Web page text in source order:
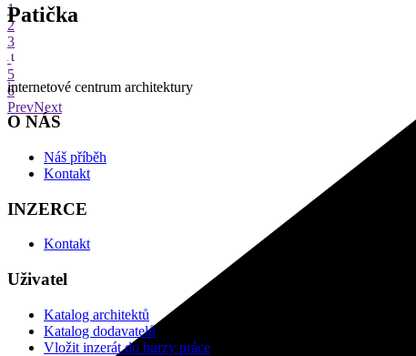
1
2
3
4
5
6
PrevNext
Patička
internetové centrum architektury
O NÁS
Náš příběh
Kontakt
INZERCE
Kontakt
Uživatel
Katalog architektů
Katalog dodavatelů
Vložit inzerát do burzy práce